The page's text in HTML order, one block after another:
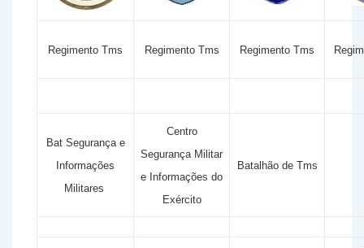
Regimento Tms Regimento Tms Regimento Tms
Bat Segurança e
Informações
Militares
Centro
Segurança Militar
e Informações do
Exército
Batalhão de Tms